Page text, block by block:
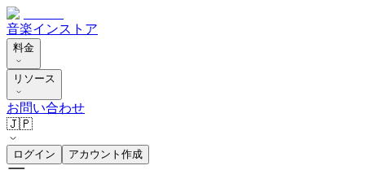
音楽インストア
料金
リソース
お問い合わせ
🇯🇵
ログイン アカウント作成